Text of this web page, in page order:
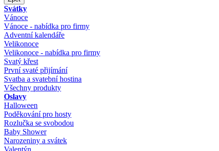
Svátky
Vánoce
Vánoce - nabídka pro firmy
Adventní kalendáře
Velikonoce
Velikonoce - nabídka pro firmy
Svatý křest
První svaté přijímání
Svatba a svatební hostina
Všechny produkty
Oslavy
Halloween
Poděkování pro hosty
Rozlučka se svobodou
Baby Shower
Narozeniny a svátek
Valentýn